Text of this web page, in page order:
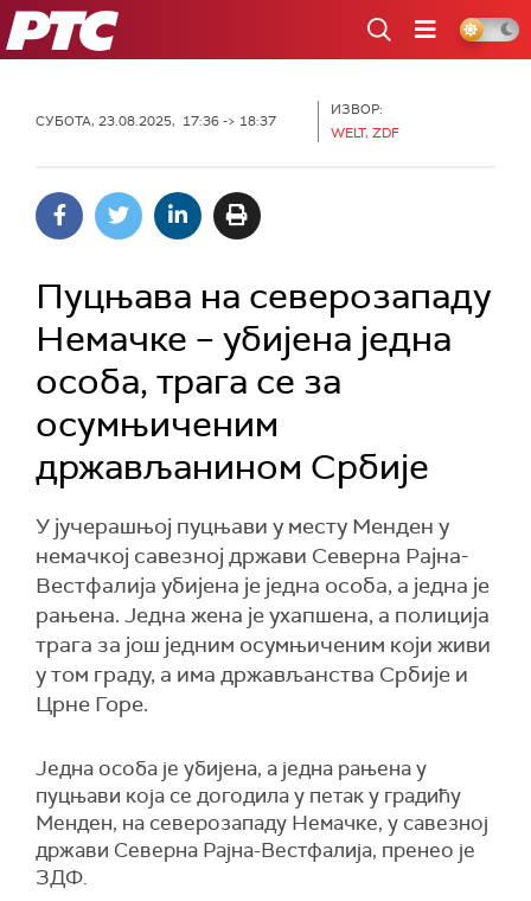
РТС
СУБОТА, 23.08.2025, 17:36 -> 18:37
ИЗВОР:
WELT, ZDF
Пуцњава на северозападу
Немачке – убијена једна
особа, трага се за
осумњиченим
држављанином Србије
У јучерашњој пуцњави у месту Менден у
немачкој савезној држави Северна Рајна-
Вестфалија убијена је једна особа, а једна је
рањена. Једна жена је ухапшена, а полиција
трага за још једним осумњиченим који живи
у том граду, а има држављанства Србије и
Црне Горе.
Једна особа је убијена, а једна рањена у
пуцњави која се догодила у петак у градићу
Менден, на северозападу Немачке, у савезној
држави Северна Рајна-Вестфалија, пренео је
ЗДФ.